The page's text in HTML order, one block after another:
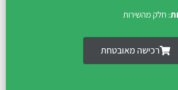
: חלק מהשירות
רכישה מאובטחת